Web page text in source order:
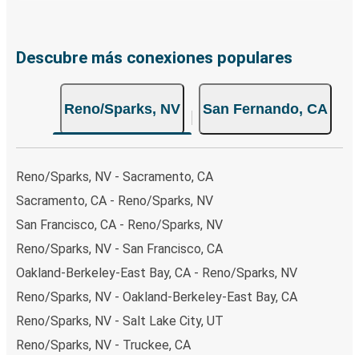
Descubre más conexiones populares
Reno/Sparks, NV San Fernando, CA
Reno/Sparks, NV - Sacramento, CA
Sacramento, CA - Reno/Sparks, NV
San Francisco, CA - Reno/Sparks, NV
Reno/Sparks, NV - San Francisco, CA
Oakland-Berkeley-East Bay, CA - Reno/Sparks, NV
Reno/Sparks, NV - Oakland-Berkeley-East Bay, CA
Reno/Sparks, NV - Salt Lake City, UT
Reno/Sparks, NV - Truckee, CA